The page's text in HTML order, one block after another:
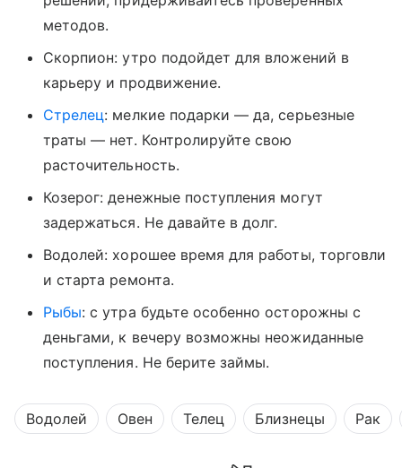
методов.
Скорпион: утро подойдет для вложений в
карьеру и продвижение.
Стрелец: мелкие подарки — да, серьезные
траты — нет. Контролируйте свою
расточительность.
Козерог: денежные поступления могут
задержаться. Не давайте в долг.
Водолей: хорошее время для работы, торговли
и старта ремонта.
Рыбы: с утра будьте особенно осторожны с
деньгами, к вечеру возможны неожиданные
поступления. Не берите займы.
Водолей Овен Телец Близнецы Рак